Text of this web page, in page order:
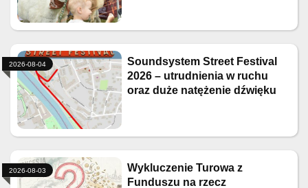
Soundsystem Street Festival
2026 – utrudnienia w ruchu
oraz duże natężenie dźwięku
2026-08-04
Wykluczenie Turowa z
Funduszu na rzecz
2026-08-03